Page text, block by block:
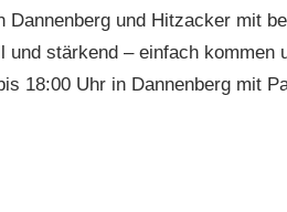
und Hitzacker mit
stärkend – einfach kommen
18:00 Uhr in Dannenberg mit